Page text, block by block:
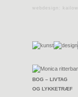
BOG – LIVTAG
OG LYKKETRÆF
webdesign: kailow